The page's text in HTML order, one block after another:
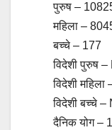
पुरुष –
महिला –
बच्चे – 177
विदेशी पुरुष –
विदेशी महिला
विदेशी बच्चे –
दैनिक योग –